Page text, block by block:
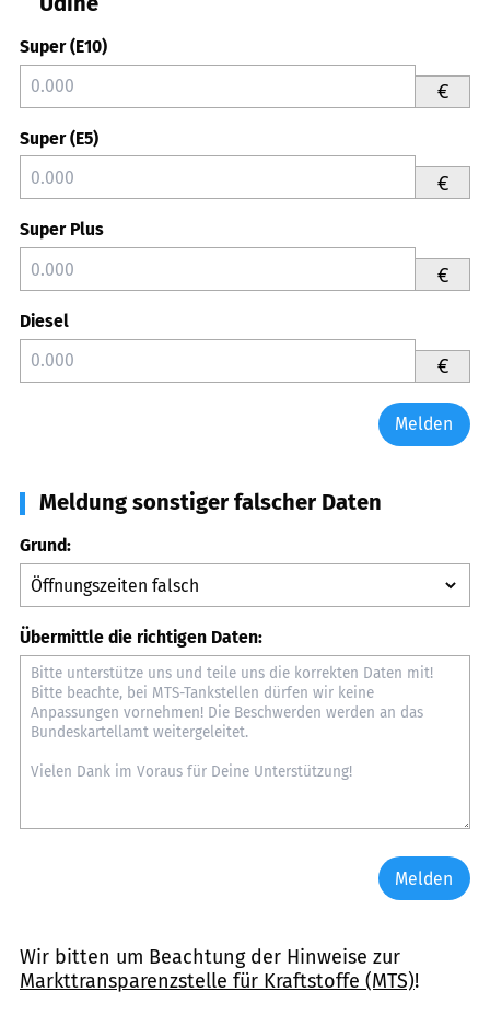
Super (E10)
€
Super (E5)
€
Super Plus
€
Diesel
€
Melden
Meldung sonstiger falscher Daten
Grund:
Übermittle die richtigen Daten:
Melden
Wir bitten um Beachtung der Hinweise zur
Markttransparenzstelle für Kraftstoffe (MTS)!